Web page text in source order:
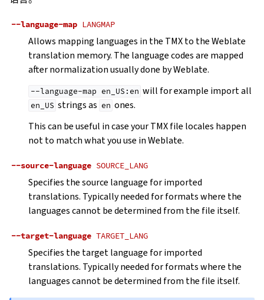
--language-map LANGMAP
Allows mapping languages in the TMX to the Weblate
translation memory. The language codes are mapped
after normalization usually done by Weblate.
--language-map en_US:en will for example import all
en_US strings as en ones.
This can be useful in case your TMX file locales happen
not to match what you use in Weblate.
--source-language SOURCE_LANG
Specifies the source language for imported
translations. Typically needed for formats where the
languages cannot be determined from the file itself.
--target-language TARGET_LANG
Specifies the target language for imported
translations. Typically needed for formats where the
languages cannot be determined from the file itself.